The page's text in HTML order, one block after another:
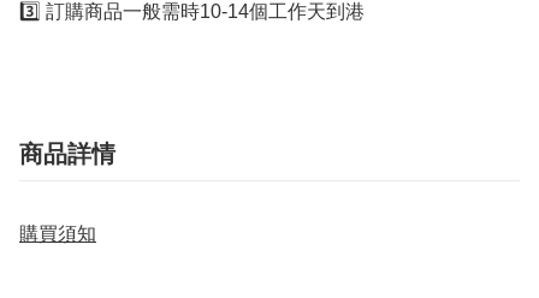
3️⃣ 訂購商品一般需時10-14個工作天到港
商品詳情
購買須知